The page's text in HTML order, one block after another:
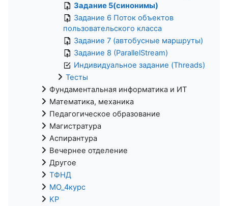
Задание 5(синонимы)
Задание 6 Поток объектов
пользовательского класса
Задание 7 (автобусные маршруты)
Задание 8 (ParallelStream)
Индивидуальное задание (Threads)
Тесты
Фундаментальная информатика и ИТ
Математика, механика
Педагогическое образование
Магистратура
Аспирантура
Вечернее отделение
Другое
ТФНД
МО_4курс
KP